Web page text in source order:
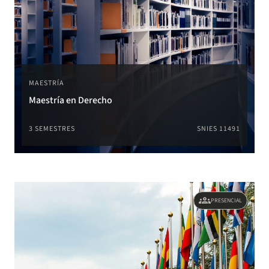
MAESTRÍA
Maestría en Derecho
3 SEMESTRES SNIES 11491
groupsPRESENCIAL